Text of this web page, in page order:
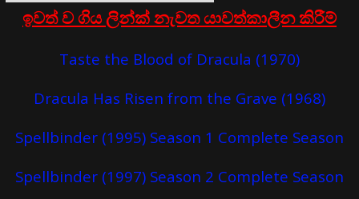
ඉවත් ව ගිය ලින්ක් නැවත යාවත්කාලීන කිරීම්
Taste the Blood of Dracula (1970)
Dracula Has Risen from the Grave (1968)
Spellbinder (1995) Season 1 Complete Season
Spellbinder (1997) Season 2 Complete Season